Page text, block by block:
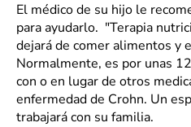
El médico de su hijo le
para ayudarlo. "Terapia
dejará de comer alimentos y
Normalmente, es por unas
con o en lugar de otros
enfermedad de Crohn. Un
trabajará con su familia.